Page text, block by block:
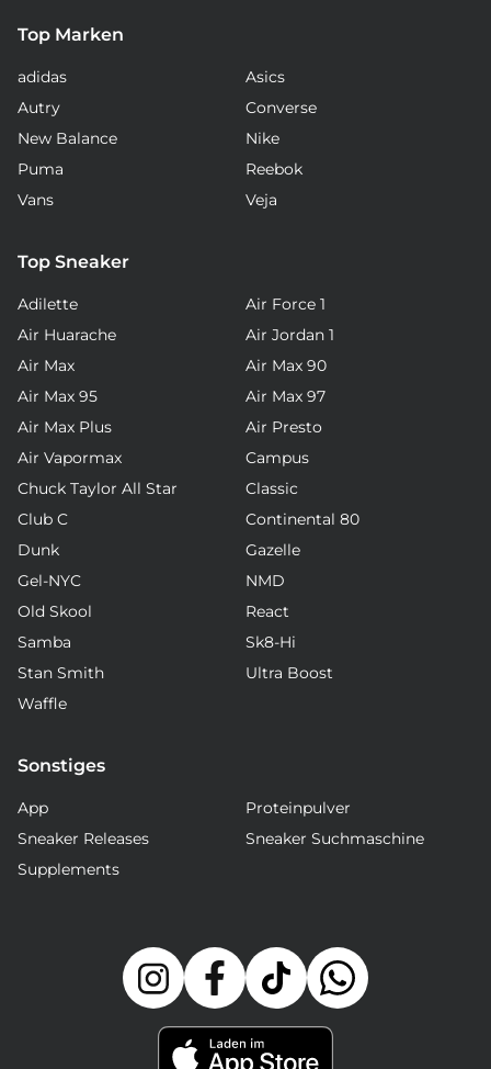
Top Marken
adidas
Asics
Autry
Converse
New Balance
Nike
Puma
Reebok
Vans
Veja
Top Sneaker
Adilette
Air Force 1
Air Huarache
Air Jordan 1
Air Max
Air Max 90
Air Max 95
Air Max 97
Air Max Plus
Air Presto
Air Vapormax
Campus
Chuck Taylor All Star
Classic
Club C
Continental 80
Dunk
Gazelle
Gel-NYC
NMD
Old Skool
React
Samba
Sk8-Hi
Stan Smith
Ultra Boost
Waffle
Sonstiges
App
Proteinpulver
Sneaker Releases
Sneaker Suchmaschine
Supplements